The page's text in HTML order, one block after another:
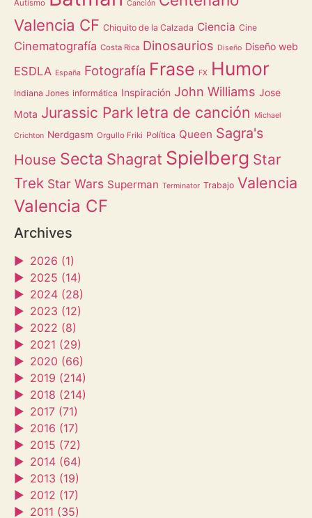
Autismo Canción
Valencia CF Chiquito de la Calzada Ciencia Cine
Cinematografía Costa Rica Dinosaurios Diseño Diseño web
ESDLA España Fotografía Frase FX Humor
Indiana Jones informática Inspiración John Williams Jose
Mota Jurassic Park letra de canción Michael
Crichton Nerdgasm Orgullo Friki Política Queen Sagra's
House Secta Shagrat Spielberg Star
Trek Star Wars Superman Terminator Trabajo Valencia
Valencia CF
Archives
► 2026 (1)
► 2025 (14)
► 2024 (28)
► 2023 (12)
► 2022 (8)
► 2021 (29)
► 2020 (66)
► 2019 (214)
► 2018 (214)
► 2017 (71)
► 2016 (17)
► 2015 (72)
► 2014 (64)
► 2013 (19)
► 2012 (17)
► 2011 (35)